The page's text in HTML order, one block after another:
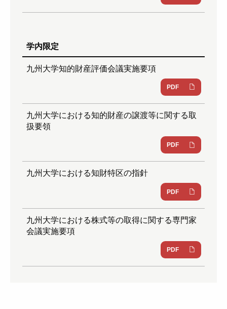
学内限定
九州大学知的財産評価会議実施要項
PDF
九州大学における知的財産の譲渡等に関する取
扱要領
PDF
九州大学における知財特区の指針
PDF
九州大学における株式等の取得に関する専門家
会議実施要項
PDF